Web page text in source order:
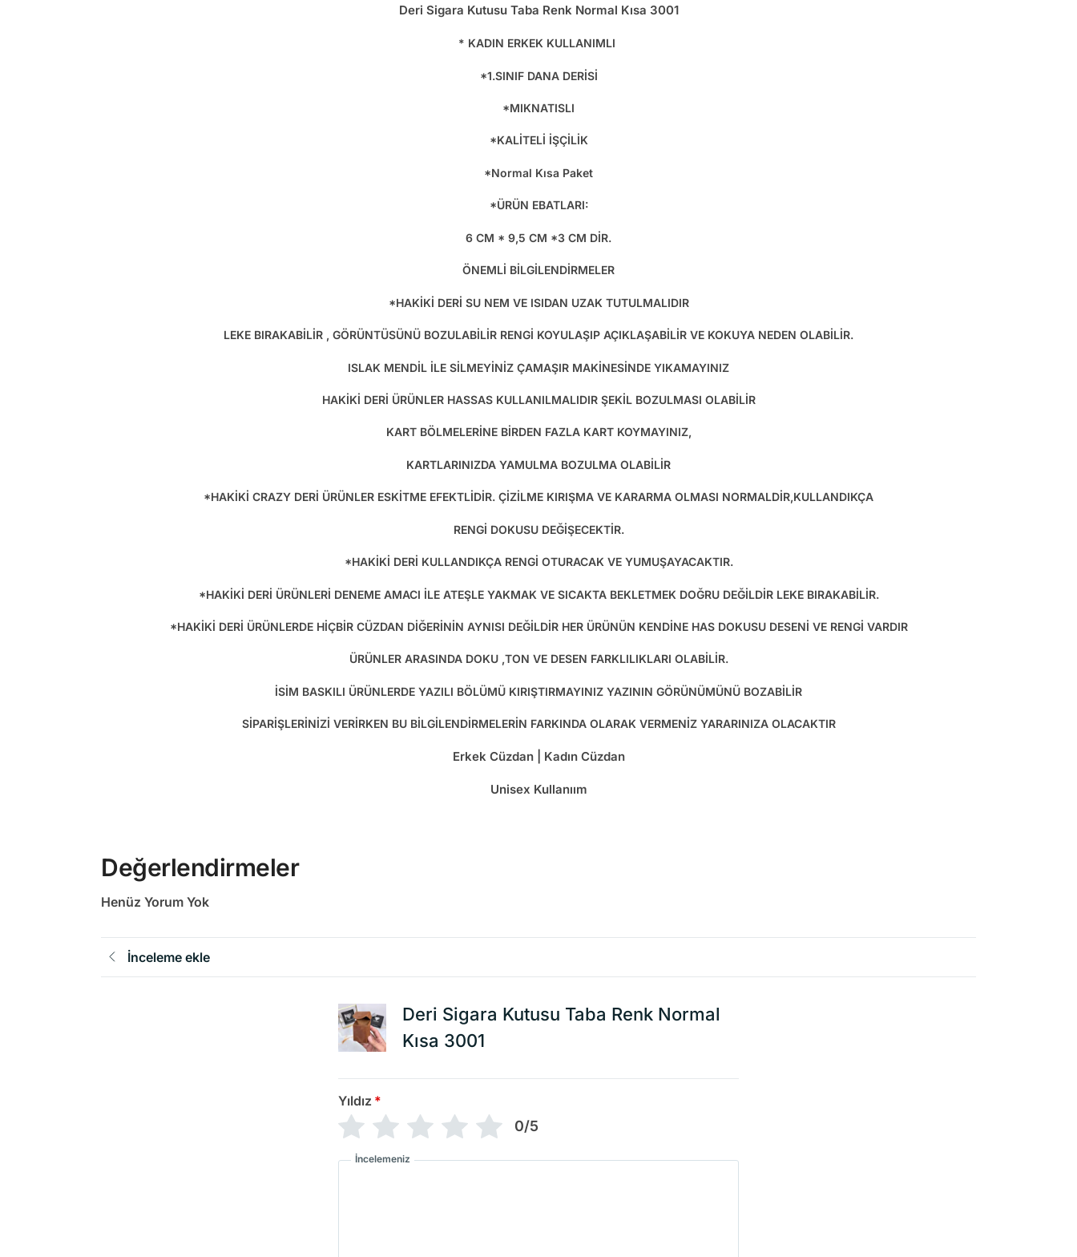
Deri Sigara Kutusu Taba Renk Normal Kısa 3001
* KADIN ERKEK KULLANIMLI
*1.SINIF DANA DERİSİ
*MIKNATISLI
*KALİTELİ İŞÇİLİK
*Normal Kısa Paket
*ÜRÜN EBATLARI:
6 CM * 9,5 CM *3 CM DİR.
ÖNEMLİ BİLGİLENDİRMELER
*HAKİKİ DERİ SU NEM VE ISIDAN UZAK TUTULMALIDIR
LEKE BIRAKABİLİR , GÖRÜNTÜSÜNÜ BOZULABİLİR RENGİ KOYULAŞIP AÇIKLAŞABİLİR VE KOKUYA NEDEN OLABİLİR.
ISLAK MENDİL İLE SİLMEYİNİZ ÇAMAŞIR MAKİNESİNDE YIKAMAYINIZ
HAKİKİ DERİ ÜRÜNLER HASSAS KULLANILMALIDIR ŞEKİL BOZULMASI OLABİLİR
KART BÖLMELERİNE BİRDEN FAZLA KART KOYMAYINIZ,
KARTLARINIZDA YAMULMA BOZULMA OLABİLİR
*HAKİKİ CRAZY DERİ ÜRÜNLER ESKİTME EFEKTLİDİR. ÇİZİLME KIRIŞMA VE KARARMA OLMASI NORMALDİR,KULLANDIKÇA
RENGİ DOKUSU DEĞİŞECEKTİR.
*HAKİKİ DERİ KULLANDIKÇA RENGİ OTURACAK VE YUMUŞAYACAKTIR.
*HAKİKİ DERİ ÜRÜNLERİ DENEME AMACI İLE ATEŞLE YAKMAK VE SICAKTA BEKLETMEK DOĞRU DEĞİLDİR LEKE BIRAKABİLİR.
*HAKİKİ DERİ ÜRÜNLERDE HİÇBİR CÜZDAN DİĞERİNİN AYNISI DEĞİLDİR HER ÜRÜNÜN KENDİNE HAS DOKUSU DESENİ VE RENGİ VARDIR
ÜRÜNLER ARASINDA DOKU ,TON VE DESEN FARKLILIKLARI OLABİLİR.
İSİM BASKILI ÜRÜNLERDE YAZILI BÖLÜMÜ KIRIŞTIRMAYINIZ YAZININ GÖRÜNÜMÜNÜ BOZABİLİR
SİPARİŞLERİNİZİ VERİRKEN BU BİLGİLENDİRMELERİN FARKINDA OLARAK VERMENİZ YARARINIZA OLACAKTIR
Erkek Cüzdan | Kadın Cüzdan
Unisex Kullanıım
Değerlendirmeler
Henüz Yorum Yok
İnceleme ekle
Deri Sigara Kutusu Taba Renk Normal
Kısa 3001
Yıldız *
0/5
İncelemeniz